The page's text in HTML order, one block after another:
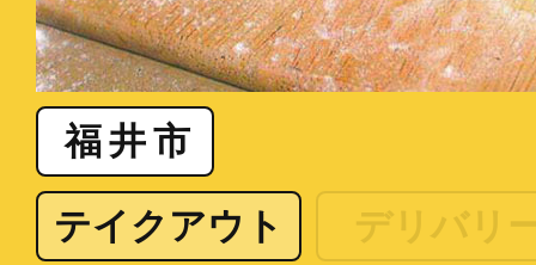
福井市
テイクアウト デリバリ